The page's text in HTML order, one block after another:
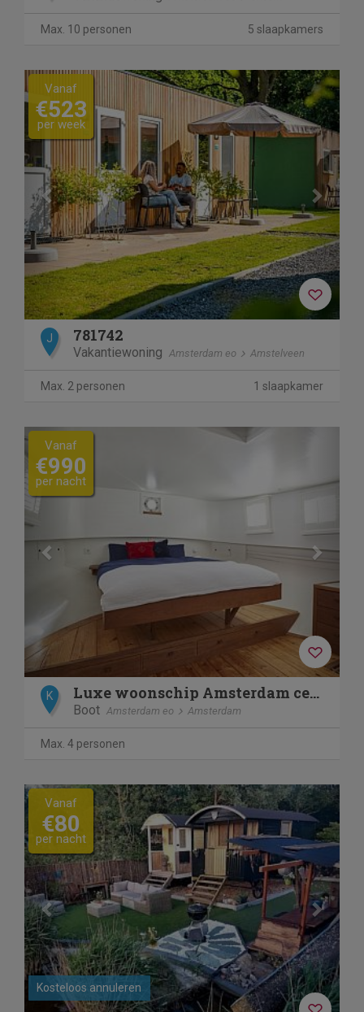
Max. 10 personen 5 slaapkamers
Previous Next
Vanaf
€523
per week
J 781742
Vakantiewoning Amsterdam eo Amstelveen
Max. 2 personen 1 slaapkamer
Previous
Vanaf
€990
per nacht
K Luxe woonschip Amsterdam centrum
Boot Amsterdam eo Amsterdam
Max. 4 personen
Previous Next
Kosteloos annuleren
Vanaf
€80
per nacht